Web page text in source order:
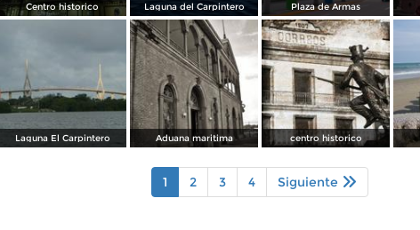
Centro historico Laguna del Carpintero Plaza de Armas
Laguna El Carpintero Aduana maritima centro historico
1 2 3 4 Siguiente